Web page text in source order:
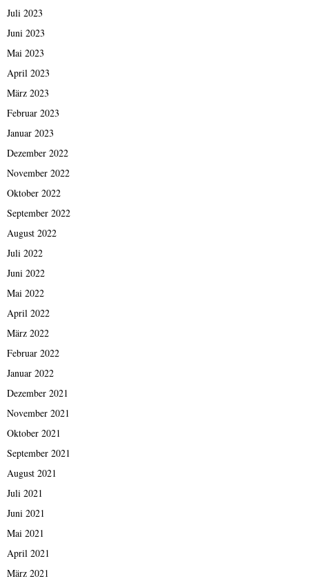
Juli 2023
Juni 2023
Mai 2023
April 2023
März 2023
Februar 2023
Januar 2023
Dezember 2022
November 2022
Oktober 2022
September 2022
August 2022
Juli 2022
Juni 2022
Mai 2022
April 2022
März 2022
Februar 2022
Januar 2022
Dezember 2021
November 2021
Oktober 2021
September 2021
August 2021
Juli 2021
Juni 2021
Mai 2021
April 2021
März 2021